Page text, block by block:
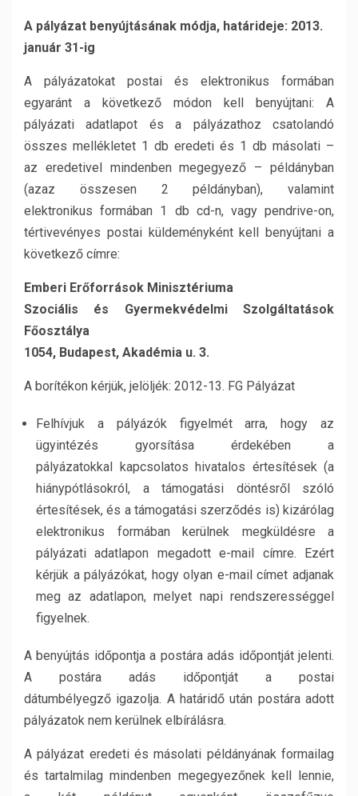
A pályázat benyújtásának módja, határideje: 2013.
január 31-ig
A pályázatokat postai és elektronikus formában
egyaránt a következő módon kell benyújtani: A
pályázati adatlapot és a pályázathoz csatolandó
összes mellékletet 1 db eredeti és 1 db másolati –
az eredetivel mindenben megegyező – példányban
(azaz összesen 2 példányban), valamint
elektronikus formában 1 db cd-n, vagy pendrive-on,
tértivevényes postai küldeményként kell benyújtani a
következő címre:
Emberi Erőforrások Minisztériuma
Szociális és Gyermekvédelmi Szolgáltatások
Főosztálya
1054, Budapest, Akadémia u. 3.
A borítékon kérjük, jelöljék: 2012-13. FG Pályázat
Felhívjuk a pályázók figyelmét arra, hogy az
ügyintézés gyorsítása érdekében a
pályázatokkal kapcsolatos hivatalos értesítések (a
hiánypótlásokról, a támogatási döntésről szóló
értesítések, és a támogatási szerződés is) kizárólag
elektronikus formában kerülnek megküldésre a
pályázati adatlapon megadott e-mail címre. Ezért
kérjük a pályázókat, hogy olyan e-mail címet adjanak
meg az adatlapon, melyet napi rendszerességgel
figyelnek.
A benyújtás időpontja a postára adás időpontját jelenti.
A postára adás időpontját a postai
dátumbélyegző igazolja. A határidő után postára adott
pályázatok nem kerülnek elbírálásra.
A pályázat eredeti és másolati példányának formailag
és tartalmilag mindenben megegyezőnek kell lennie,